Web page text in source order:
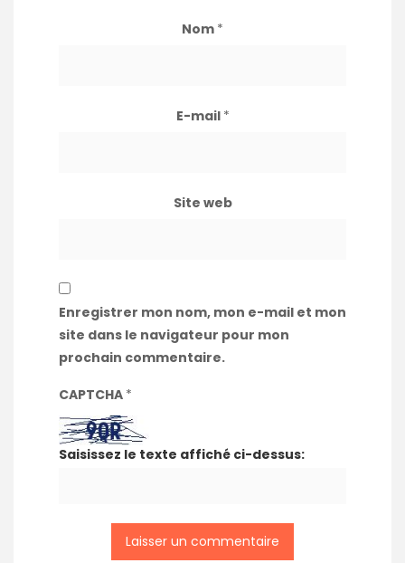
Nom *
E-mail *
Site web
Enregistrer mon nom, mon e-mail et mon
site dans le navigateur pour mon
prochain commentaire.
CAPTCHA *
Saisissez le texte affiché ci-dessus: